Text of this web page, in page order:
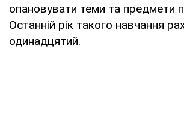
опановувати теми та предмети
Останній рік такого навчання
одинадцятий.